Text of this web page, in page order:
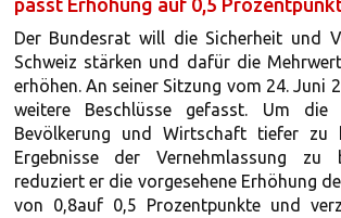
passt Erhöhung auf 0,5
Der Bundesrat will die Sicherheit und
Schweiz stärken und dafür die
erhöhen. An seiner Sitzung vom 24. Juni
weitere Beschlüsse gefasst. Um die
Bevölkerung und Wirtschaft tiefer zu
Ergebnisse der Vernehmlassung zu
reduziert er die vorgesehene Erhöhung
von 0,8auf 0,5 Prozentpunkte und